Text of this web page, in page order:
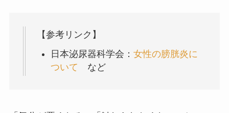
【参考リンク】
日本泌尿器科学会： 女性の膀胱炎に
ついて など